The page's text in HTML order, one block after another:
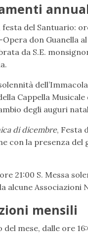
festa del Santuario:
don Guanella
da S.E.
Cappella
degli auguri
di dicembre, Festa
con la presenza del
21:00 S. Messa
alcune Associazioni
mensili
del mese, dalle ore